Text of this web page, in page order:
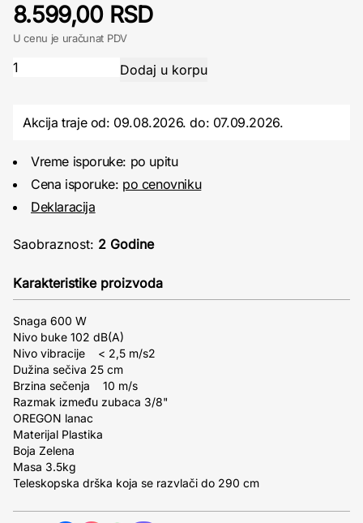
8.599,00 RSD
U cenu je uračunat PDV
Akcija traje od: 09.08.2026.do: 07.09.2026.
Vreme isporuke: po upitu
Cena isporuke: po cenovniku
Deklaracija
Saobraznost: 2 Godine
Karakteristike proizvoda
Snaga 600 W
Nivo buke 102 dB(A)
Nivo vibracije < 2,5 m/s2
Dužina sečiva 25 cm
Brzina sečenja 10 m/s
Razmak između zubaca 3/8"
OREGON lanac
Materijal Plastika
Boja Zelena
Masa 3.5kg
Teleskopska drška koja se razvlači do 290 cm